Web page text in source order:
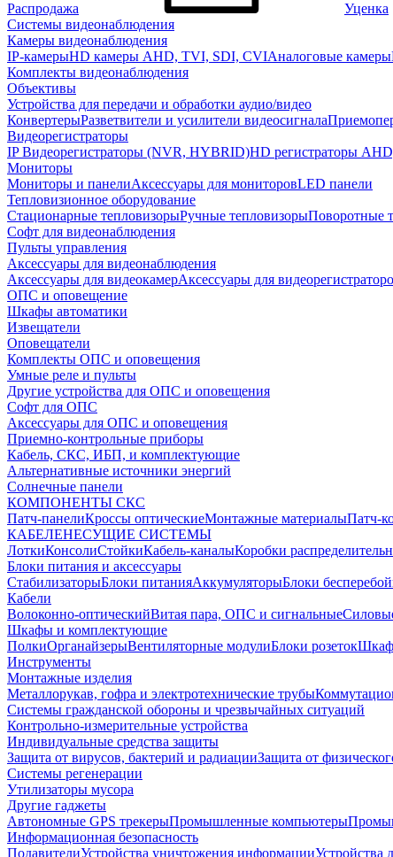
Распродажа
Уценка
Системы видеонаблюдения
Камеры видеонаблюдения
IP-камерыHD камеры AHD, TVI, SDI, CVIАналоговые камеры
Комплекты видеонаблюдения
Объективы
Устройства для передачи и обработки аудио/видео
КонвертерыРазветвители и усилители видеосигнала
Видеорегистраторы
IP Видеорегистраторы (NVR, HYBRID)HD регистраторы
Мониторы
Мониторы и панелиАксессуары для мониторовLED панели
Тепловизионное оборудование
Стационарные тепловизорыРучные тепловизорыПоворотные
Софт для видеонаблюдения
Пульты управления
Аксессуары для видеонаблюдения
Аксессуары для видеокамерАксессуары для
ОПС и оповещение
Шкафы автоматики
Извещатели
Оповещатели
Комплекты ОПС и оповещения
Умные реле и пульты
Другие устройства для ОПС и оповещения
Софт для ОПС
Аксессуары для ОПС и оповещения
Приемно-контрольные приборы
Кабель, СКС, ИБП, и комплектующие
Альтернативные источники энергий
Солнечные панели
КОМПОНЕНТЫ СКС
Патч-панелиКроссы оптическиеМонтажные материалыПатч-
КАБЕЛЕНЕСУЩИЕ СИСТЕМЫ
ЛоткиКонсолиСтойкиКабель-каналыКоробки
Блоки питания и аксессуары
СтабилизаторыБлоки питанияАккумуляторыБлоки
Кабели
Волоконно-оптическийВитая пара, ОПС и сигнальные
Шкафы и комплектующие
ПолкиОрганайзерыВентиляторные модулиБлоки розеток
Инструменты
Монтажные изделия
Металлорукав, гофра и электротехнические трубы
Системы гражданской обороны и чрезвычайных ситуаций
Контрольно-измерительные устройства
Индивидуальные средства защиты
Защита от вирусов, бактерий и радиацииЗащита от
Системы регенерации
Утилизаторы мусора
Другие гаджеты
Автономные GPS трекерыПромышленные компьютеры
Информационная безопасность
ПодавителиУстройства уничтожения информацииУстройства